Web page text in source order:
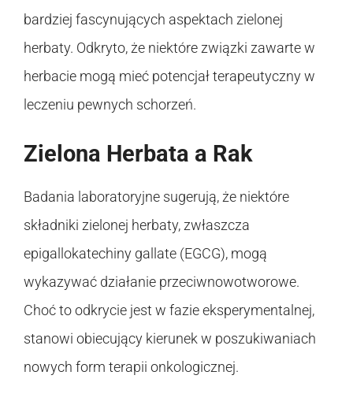
bardziej fascynujących aspektach zielonej
herbaty. Odkryto, że niektóre związki zawarte w
herbacie mogą mieć potencjał terapeutyczny w
leczeniu pewnych schorzeń.
Zielona Herbata a Rak
Badania laboratoryjne sugerują, że niektóre
składniki zielonej herbaty, zwłaszcza
epigallokatechiny gallate (EGCG), mogą
wykazywać działanie przeciwnowotworowe.
Choć to odkrycie jest w fazie eksperymentalnej,
stanowi obiecujący kierunek w poszukiwaniach
nowych form terapii onkologicznej.